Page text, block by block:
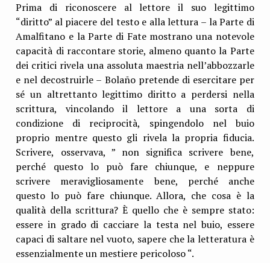
Prima di riconoscere al lettore il suo legittimo
“diritto” al piacere del testo e alla lettura – la Parte di
Amalfitano e la Parte di Fate mostrano una notevole
capacità di raccontare storie, almeno quanto la Parte
dei critici rivela una assoluta maestria nell’abbozzarle
e nel decostruirle – Bolaño pretende di esercitare per
sé un altrettanto legittimo diritto a perdersi nella
scrittura, vincolando il lettore a una sorta di
condizione di reciprocità, spingendolo nel buio
proprio mentre questo gli rivela la propria fiducia.
Scrivere, osservava, ” non significa scrivere bene,
perché questo lo può fare chiunque, e neppure
scrivere meravigliosamente bene, perché anche
questo lo può fare chiunque. Allora, che cosa è la
qualità della scrittura? È quello che è sempre stato:
essere in grado di cacciare la testa nel buio, essere
capaci di saltare nel vuoto, sapere che la letteratura è
essenzialmente un mestiere pericoloso “.